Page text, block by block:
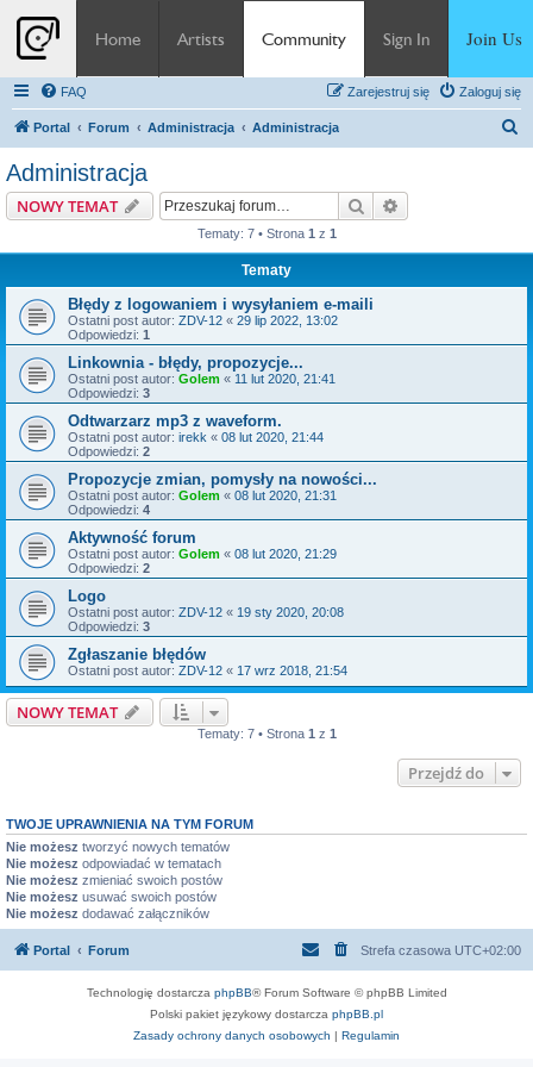
Home Artists Community Sign In Join Us
FAQ Zaloguj się
Zarejestruj się
Portal Forum Administracja Administracja
Administracja
NOWY TEMAT Szukaj
Tematy: 7 • Strona 1 z 1
Tematy
Błędy z logowaniem i wysyłaniem e-maili
Ostatni post autor: ZDV-12 « 29 lip 2022, 13:02
Odpowiedzi: 1
Linkownia - błędy, propozycje...
Ostatni post autor: Golem « 11 lut 2020, 21:41
Odpowiedzi: 3
Odtwarzarz mp3 z waveform.
Ostatni post autor: irekk « 08 lut 2020, 21:44
Odpowiedzi: 2
Propozycje zmian, pomysły na nowości...
Ostatni post autor: Golem « 08 lut 2020, 21:31
Odpowiedzi: 4
Aktywność forum
Ostatni post autor: Golem « 08 lut 2020, 21:29
Odpowiedzi: 2
Logo
Ostatni post autor: ZDV-12 « 19 sty 2020, 20:08
Odpowiedzi: 3
Zgłaszanie błędów
Ostatni post autor: ZDV-12 « 17 wrz 2018, 21:54
NOWY TEMAT
Tematy: 7 • Strona 1 z 1
Przejdź do
TWOJE UPRAWNIENIA NA TYM FORUM
Nie możesz tworzyć nowych tematów
Nie możesz odpowiadać w tematach
Nie możesz zmieniać swoich postów
Nie możesz usuwać swoich postów
Nie możesz dodawać załączników
Portal Forum Strefa czasowa UTC+02:00
Technologię dostarcza phpBB® Forum Software © phpBB Limited
Polski pakiet językowy dostarcza phpBB.pl
Zasady ochrony danych osobowych | Regulamin